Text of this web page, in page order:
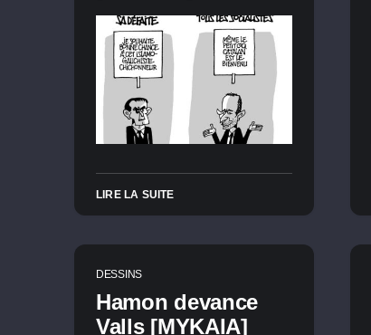
LIRE LA SUITE
DESSINS
Hamon devance
Valls [MYKAIA]